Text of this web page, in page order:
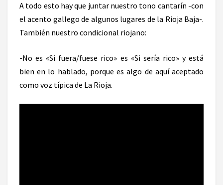
A todo esto hay que juntar nuestro tono cantarín -con
el acento gallego de algunos lugares de la Rioja Baja-.
También nuestro condicional riojano:
-No es «Si fuera/fuese rico» es «Si sería rico» y está
bien en lo hablado, porque es algo de aquí aceptado
como voz típica de La Rioja.